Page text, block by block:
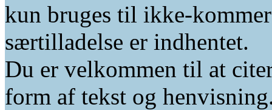
kun bruges til ikke-
særtilladelse er indhentet.
Du er velkommen til at
form af tekst og